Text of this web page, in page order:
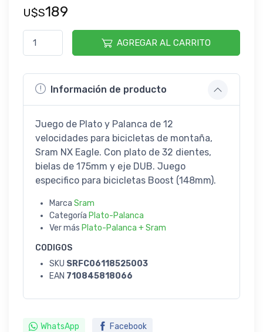
U$S189
AGREGAR AL CARRITO
Información de producto
Juego de Plato y Palanca de 12
velocidades para bicicletas de montaña,
Sram NX Eagle. Con plato de 32 dientes,
bielas de 175mm y eje DUB. Juego
especifico para bicicletas Boost (148mm).
Marca Sram
Categoría Plato-Palanca
Ver más Plato-Palanca + Sram
CODIGOS
SKU SRFC06118525003
EAN 710845818066
WhatsApp Facebook